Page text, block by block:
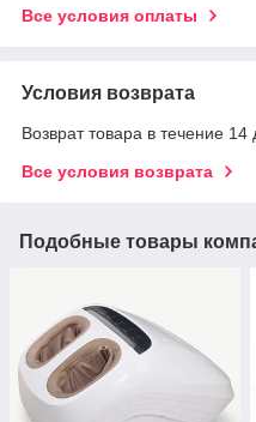
Все условия оплаты
Условия возврата
Возврат товара в течение 14
Все условия возврата
Подобные товары